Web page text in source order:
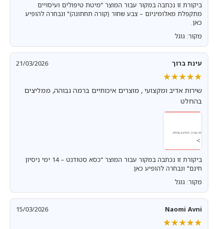
ביקורת זו נכתבה במקור עבור המוצר "מיטת טיפולים ועיסויים
מתקפלת מאלומיניום – צבע שחור (קורה תחתונה)" ונבחרה להופיע
כאן.
מקור: גוגל
עינת ברוך 21/03/2026
★★★★★
★★★★★
שירות אדיב ומקצועי , מוצרים איכותיים ברמה גבוהה, ממליצים
בהחלט
ביקורת זו נכתבה במקור עבור המוצר "כסא סטודנט – 14 ימי ניסיון
חינם" ונבחרה להופיע כאן.
מקור: גוגל
Naomi Avni
15/03/2026
★★★★★
★★★★★